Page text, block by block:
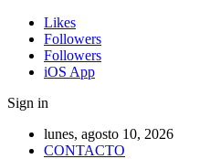
Likes
Followers
Followers
iOS App
Sign in
lunes, agosto 10, 2026
CONTACTO